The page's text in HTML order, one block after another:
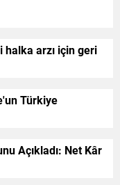
halka arzı için geri
Türkiye
Açıkladı: Net Kâr